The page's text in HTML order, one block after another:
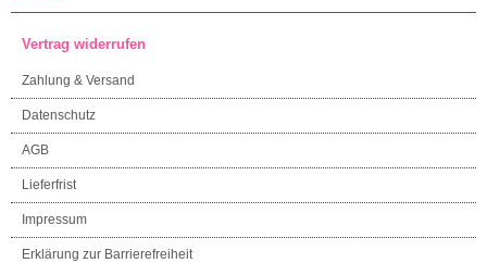
Vertrag widerrufen
Zahlung & Versand
Datenschutz
AGB
Lieferfrist
Impressum
Erklärung zur Barrierefreiheit